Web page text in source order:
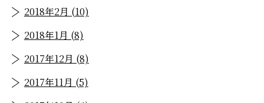
2018年2月 (10)
2018年1月 (8)
2017年12月 (8)
2017年11月 (5)